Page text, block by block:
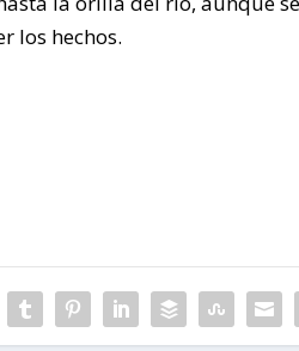
SOLOS”
los hechos.